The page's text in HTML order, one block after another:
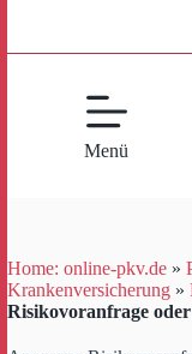
Menü
Home: online-pkv.de »
Krankenversicherung »
Risikovoranfrage